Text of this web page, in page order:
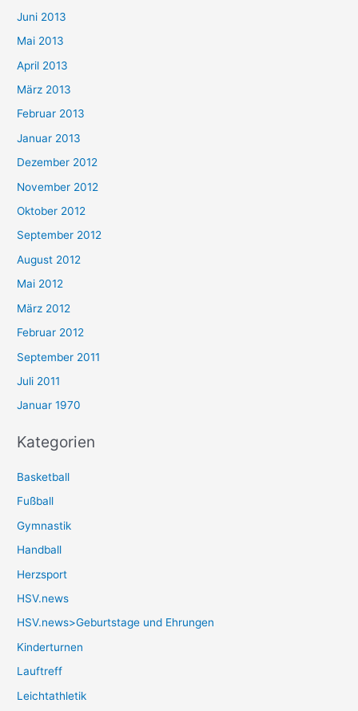
Juni 2013
Mai 2013
April 2013
März 2013
Februar 2013
Januar 2013
Dezember 2012
November 2012
Oktober 2012
September 2012
August 2012
Mai 2012
März 2012
Februar 2012
September 2011
Juli 2011
Januar 1970
Kategorien
Basketball
Fußball
Gymnastik
Handball
Herzsport
HSV.news
HSV.news>Geburtstage und Ehrungen
Kinderturnen
Lauftreff
Leichtathletik